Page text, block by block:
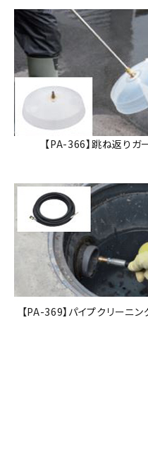
【PA-366】跳ね返りガ
【PA-369】パイプクリーニ